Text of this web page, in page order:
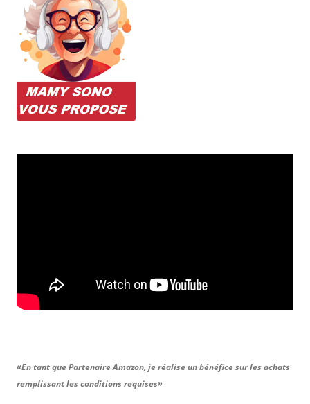
«En tant que Partenaire Amazon, je réalise un bénéfice sur les achats
remplissant les conditions requises»